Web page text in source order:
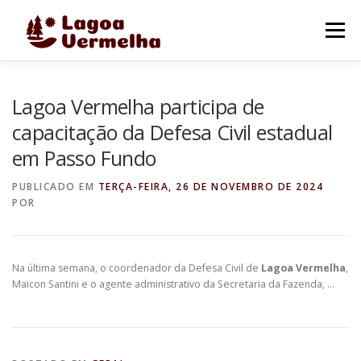
Menu
FALE CONOSCO
Lagoa Vermelha participa de
capacitação da Defesa Civil estadual
em Passo Fundo
PUBLICADO EM TERÇA-FEIRA, 26 DE NOVEMBRO DE 2024
POR
Na última semana, o coordenador da Defesa Civil de Lagoa Vermelha,
Maicon Santini e o agente administrativo da Secretaria da Fazenda, …